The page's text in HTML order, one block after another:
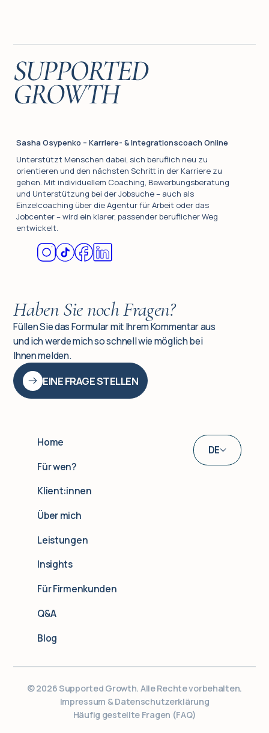
Sasha Osypenko – Karriere- & Integrationscoach Online
Unterstützt Menschen dabei, sich beruflich neu zu
orientieren und den nächsten Schritt in der Karriere zu
gehen. Mit individuellem Coaching, Bewerbungsberatung
und Unterstützung bei der Jobsuche – auch als
Einzelcoaching über die Agentur für Arbeit oder das
Jobcenter – wird ein klarer, passender beruflicher Weg
entwickelt.
Haben Sie noch Fragen?
Füllen Sie das Formular mit Ihrem Kommentar aus
und ich werde mich so schnell wie möglich bei
Ihnen melden.
EINE FRAGE STELLEN
Home
Für wen?
Klient:innen
Über mich
Leistungen
Insights
Für Firmenkunden
Q&A
Blog
DE
© 2026 Supported Growth. Alle Rechte vorbehalten.
Impressum & Datenschutzerklärung
Häufig gestellte Fragen (FAQ)